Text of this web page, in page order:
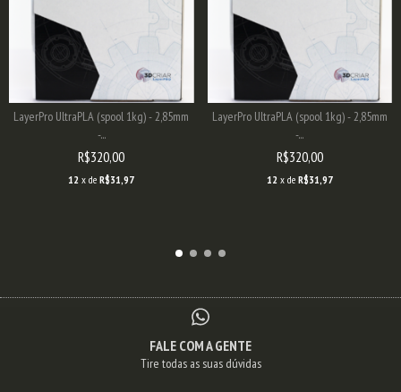
LayerPro UltraPLA (spool 1kg) - 2,85mm
-...
R$320,00
12 x deR$31,97
LayerPro UltraPLA (spool 1kg) - 2,85mm
-...
R$320,00
12 x de R$31,97
FALE COM A GENTE
Tire todas as suas dúvidas